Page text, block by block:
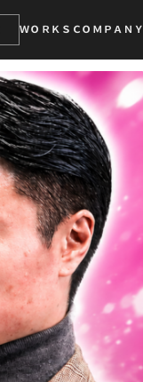
ＷＯＲＫＳ ＣＯＭＰＡＮＹ